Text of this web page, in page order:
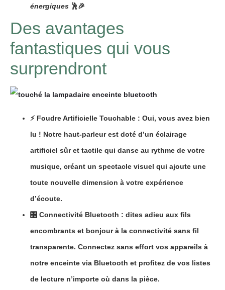
énergiques 🕺🎉
Des avantages
fantastiques qui vous
surprendront
⚡️ Foudre Artificielle Touchable : Oui, vous avez bien
lu ! Notre haut-parleur est doté d’un éclairage
artificiel sûr et tactile qui danse au rythme de votre
musique, créant un spectacle visuel qui ajoute une
toute nouvelle dimension à votre expérience
d’écoute.
🎛️ Connectivité Bluetooth : dites adieu aux fils
encombrants et bonjour à la connectivité sans fil
transparente. Connectez sans effort vos appareils à
notre enceinte via Bluetooth et profitez de vos listes
de lecture n’importe où dans la pièce.